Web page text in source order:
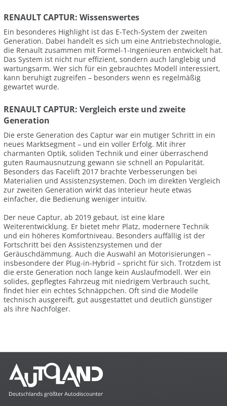
RENAULT CAPTUR: Wissenswertes
Ein besonderes Highlight ist das E-Tech-System der zweiten
Generation. Dabei handelt es sich um eine Antriebstechnologie,
die Renault zusammen mit Formel-1-Ingenieuren entwickelt hat.
Das System ist nicht nur effizient, sondern auch langlebig und
wartungsarm. Wer sich für ein gebrauchtes Modell interessiert,
kann beruhigt zugreifen – besonders wenn es regelmäßig
gewartet wurde.
RENAULT CAPTUR: Vergleich erste und zweite
Generation
Die erste Generation des Captur war ein mutiger Schritt in ein
neues Marktsegment – und ein voller Erfolg. Mit ihrer
charmanten Optik, soliden Technik und einer überraschend
guten Raumausnutzung gewann sie schnell an Popularität.
Besonders das Facelift 2017 brachte Verbesserungen bei
Materialien und Assistenzsystemen. Doch im direkten Vergleich
zur zweiten Generation wirkt das Interieur heute etwas
einfacher, die Bedienung weniger intuitiv.
Der neue Captur, ab 2019 gebaut, ist eine klare
Weiterentwicklung. Er bietet mehr Platz, modernere Technik
und ein höheres Komfortniveau. Besonders auffällig ist der
Fortschritt bei den Assistenzsystemen und der
Geräuschdämmung. Auch die Auswahl an Motorisierungen –
insbesondere der Plug-in-Hybrid – spricht für sich. Trotzdem ist
die erste Generation noch lange kein Auslaufmodell. Wer ein
solides, gepflegtes Fahrzeug mit niedrigem Verbrauch sucht,
findet hier ein echtes Schnäppchen. Oft sind die Modelle
technisch ausgereift, gut ausgestattet und deutlich günstiger
als ihre Nachfolger.